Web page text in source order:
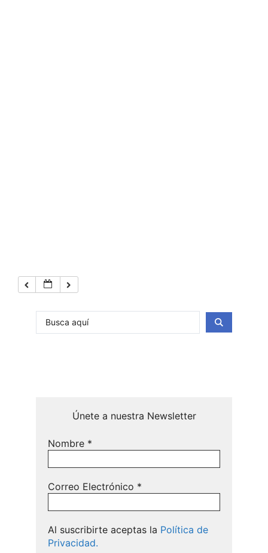
Únete a nuestra Newsletter
Nombre *
Correo Electrónico *
Al suscribirte aceptas la Política de
Privacidad.